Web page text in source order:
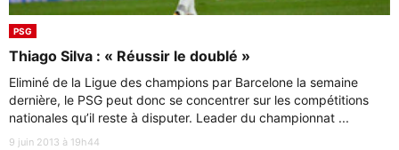
PSG
Thiago Silva : « Réussir le doublé »
Eliminé de la Ligue des champions par Barcelone la semaine
dernière, le PSG peut donc se concentrer sur les compétitions
nationales qu’il reste à disputer. Leader du championnat ...
9 juin 2013 à 19h44